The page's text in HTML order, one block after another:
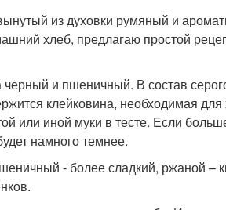
из духовки румяный и
хлеб, предлагаю простой
и пшеничный. В состав
клейковина, необходимая для
или иной муки в тесте. Если
намного темнее.
- более сладкий, ржаной –